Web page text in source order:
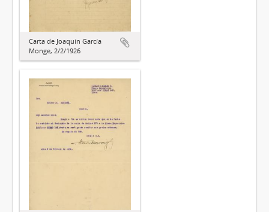
Carta de Joaquín García
Monge, 2/2/1926